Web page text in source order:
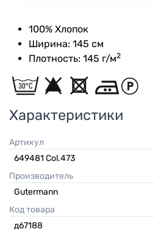
100% Хлопок
Ширина: 145 см
Плотность: 145 г/м2
Характеристики
Артикул
649481 Col.473
Производитель
Gutermann
Код товара
д67188